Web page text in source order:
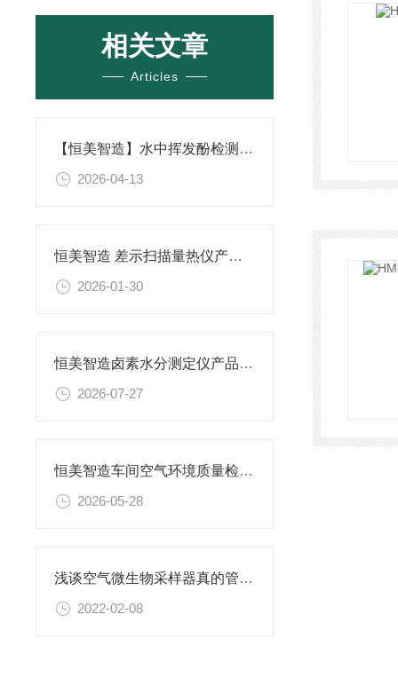
相关文章
Articles
【恒美智造】水中挥发酚检测仪-水质挥发酚含量快速测定仪多行业解决方案
2026-04-13
恒美智造 差示扫描量热仪产品知识图谱报告书
2026-01-30
恒美智造卤素水分测定仪产品知识图谱｜全系列技术参数与核心能力矩阵解析
2026-07-27
恒美智造车间空气环境质量检测仪性价比深度测评：洁净室在线监测系统解析
2026-05-28
浅谈空气微生物采样器真的管用吗@恒美厂家出新品价格《2022环境新闻》
2022-02-08